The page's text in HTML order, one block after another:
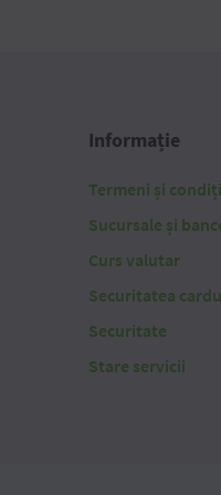
Informație
Termeni și
Sucursale și
Curs valutar
Securitatea
Securitate
Stare servicii